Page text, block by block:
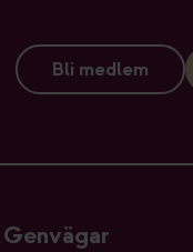
Bli medlem
Genvägar